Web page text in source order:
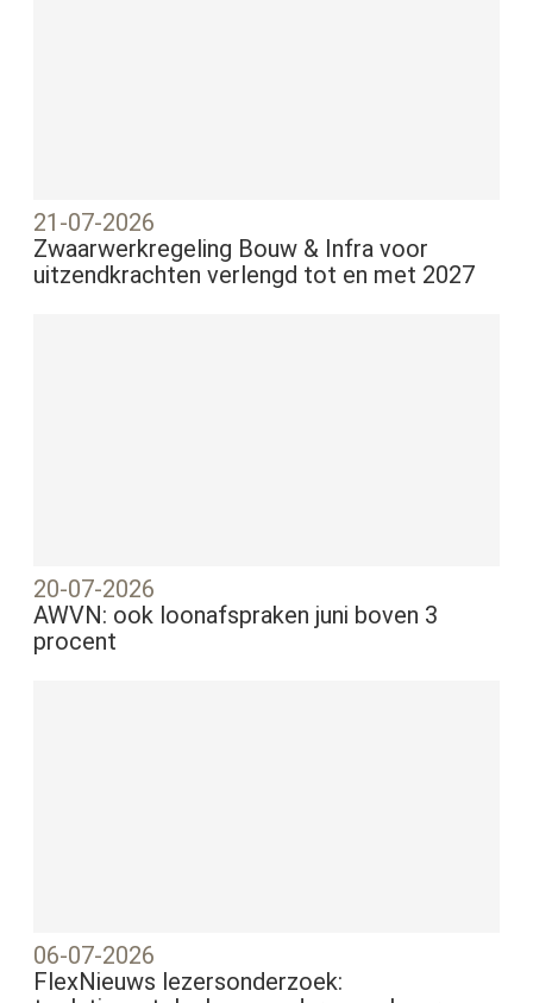
21-07-2026
Zwaarwerkregeling Bouw & Infra voor
uitzendkrachten verlengd tot en met 2027
20-07-2026
AWVN: ook loonafspraken juni boven 3
procent
06-07-2026
FlexNieuws lezersonderzoek: